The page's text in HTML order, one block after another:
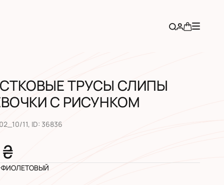
ТРУСЫ СЛИПЫ
С РИСУНКОМ
11, ID: 36836